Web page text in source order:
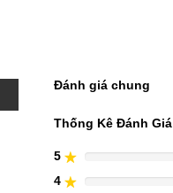
Đánh giá chung
Thống Kê Đánh Giá
5
Complete
4